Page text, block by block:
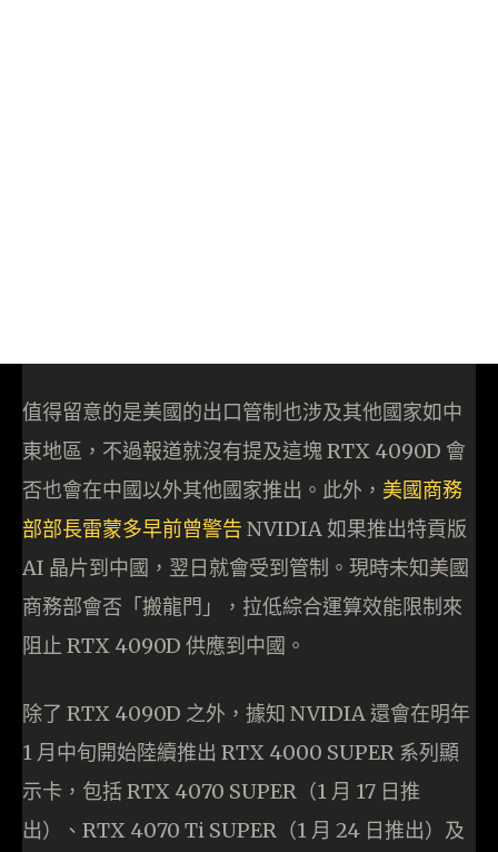
值得留意的是美國的出口管制也涉及其他國家如中
東地區，不過報道就沒有提及這塊 RTX 4090D 會
否也會在中國以外其他國家推出。此外， 美國商務
部部長雷蒙多早前曾警告 NVIDIA 如果推出特貢版
AI 晶片到中國，翌日就會受到管制。現時未知美國
商務部會否「搬龍門」，拉低綜合運算效能限制來
阻止 RTX 4090D 供應到中國。
除了 RTX 4090D 之外，據知 NVIDIA 還會在明年
1 月中旬開始陸續推出 RTX 4000 SUPER 系列顯
示卡，包括 RTX 4070 SUPER（1 月 17 日推
出）、RTX 4070 Ti SUPER（1 月 24 日推出）及